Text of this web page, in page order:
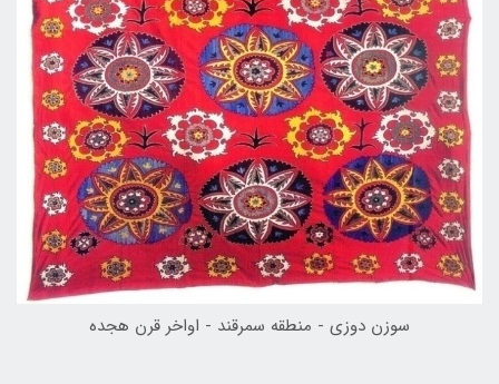
سوزن دوزی - منطقه سمرقند - اواخر قرن هجده